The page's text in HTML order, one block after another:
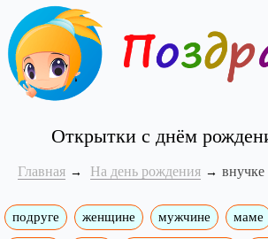
Открытки с днём
Главная На день рождения внучке
подруге женщине мужчине маме